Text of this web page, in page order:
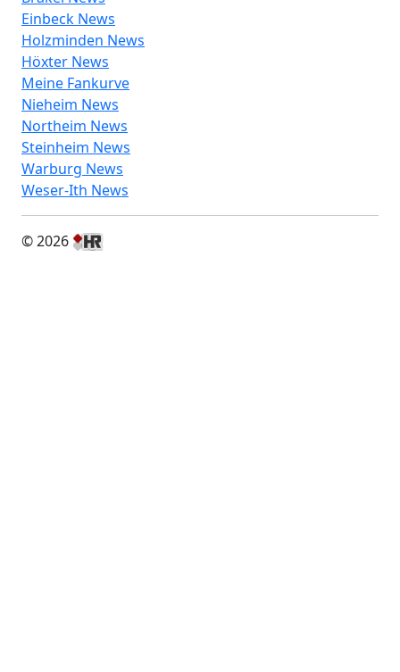
Einbeck News
Holzminden News
Höxter News
Meine Fankurve
Nieheim News
Northeim News
Steinheim News
Warburg News
Weser-Ith News
© 2026